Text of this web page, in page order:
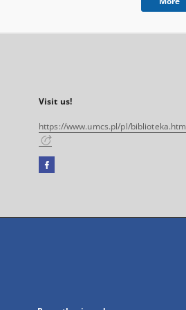
Visit us!
https://www.umcs.pl/pl/biblioteka.htm
Facebook
open